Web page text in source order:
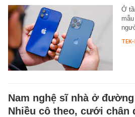
Ở
Nam nghệ sĩ nhà ở
Nhiều cô theo, cưới chân